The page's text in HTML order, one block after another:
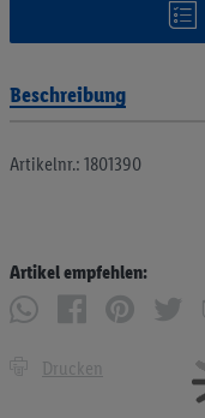
Beschreibung
Artikelnr.: 1801390
Artikel empfehlen:
Drucken